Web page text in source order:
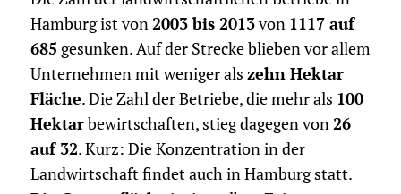
Hamburg ist von2003 bis 2013von 1117 auf
685 gesunken. Auf der Strecke blieben vor allem
Unternehmen mit weniger als zehn Hektar
Fläche. Die Zahl der Betriebe, die mehr als 100
Hektarbewirtschaften, stieg dagegen von26
auf 32. Kurz: Die Konzentration in der
Landwirtschaft findet auch in Hamburg statt.